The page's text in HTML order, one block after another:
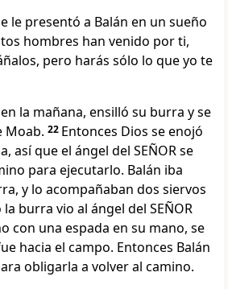
le presentó a Balán en un sueño
hombres han venido por ti,
pero harás sólo lo que yo te
la mañana, ensilló su burra y se
Moab. 22 Entonces Dios se enojó
así que el ángel del SEÑOR se
para ejecutarlo. Balán iba
y lo acompañaban dos siervos
la burra vio al ángel del SEÑOR
con una espada en su mano, se
hacia el campo. Entonces Balán
obligarla a volver al camino.